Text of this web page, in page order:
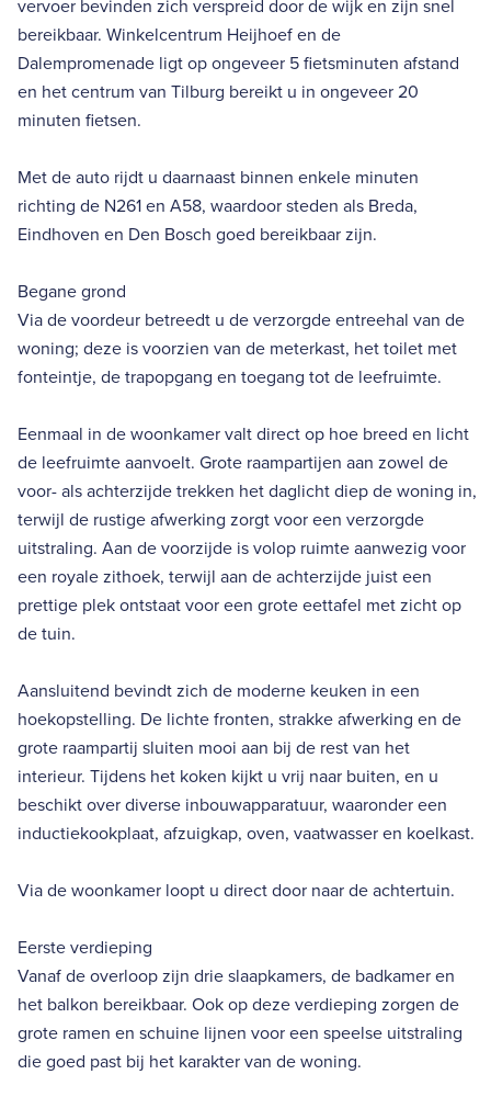
vervoer bevinden zich verspreid door de wijk en zijn snel
bereikbaar. Winkelcentrum Heijhoef en de
Dalempromenade ligt op ongeveer 5 fietsminuten afstand
en het centrum van Tilburg bereikt u in ongeveer 20
minuten fietsen.
Met de auto rijdt u daarnaast binnen enkele minuten
richting de N261 en A58, waardoor steden als Breda,
Eindhoven en Den Bosch goed bereikbaar zijn.
Begane grond
Via de voordeur betreedt u de verzorgde entreehal van de
woning; deze is voorzien van de meterkast, het toilet met
fonteintje, de trapopgang en toegang tot de leefruimte.
Eenmaal in de woonkamer valt direct op hoe breed en licht
de leefruimte aanvoelt. Grote raampartijen aan zowel de
voor- als achterzijde trekken het daglicht diep de woning in,
terwijl de rustige afwerking zorgt voor een verzorgde
uitstraling. Aan de voorzijde is volop ruimte aanwezig voor
een royale zithoek, terwijl aan de achterzijde juist een
prettige plek ontstaat voor een grote eettafel met zicht op
de tuin.
Aansluitend bevindt zich de moderne keuken in een
hoekopstelling. De lichte fronten, strakke afwerking en de
grote raampartij sluiten mooi aan bij de rest van het
interieur. Tijdens het koken kijkt u vrij naar buiten, en u
beschikt over diverse inbouwapparatuur, waaronder een
inductiekookplaat, afzuigkap, oven, vaatwasser en koelkast.
Via de woonkamer loopt u direct door naar de achtertuin.
Eerste verdieping
Vanaf de overloop zijn drie slaapkamers, de badkamer en
het balkon bereikbaar. Ook op deze verdieping zorgen de
grote ramen en schuine lijnen voor een speelse uitstraling
die goed past bij het karakter van de woning.